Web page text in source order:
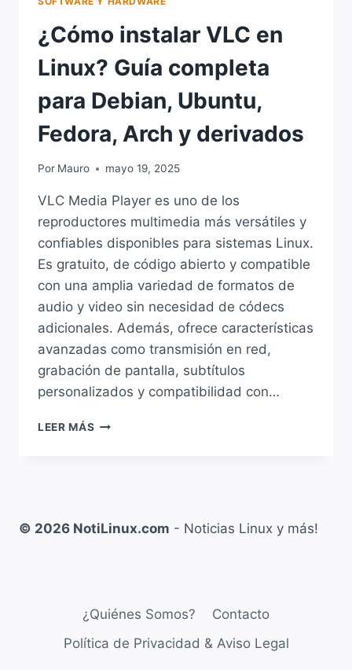
¿Cómo instalar VLC en
Linux? Guía completa
para Debian, Ubuntu,
Fedora, Arch y derivados
Por Mauro mayo 19, 2025
VLC Media Player es uno de los
reproductores multimedia más versátiles y
confiables disponibles para sistemas Linux.
Es gratuito, de código abierto y compatible
con una amplia variedad de formatos de
audio y video sin necesidad de códecs
adicionales. Además, ofrece características
avanzadas como transmisión en red,
grabación de pantalla, subtítulos
personalizados y compatibilidad con…
LEER MÁS ¿CÓMO
COMPLETA
Y
DERIVADOS
© 2026 NotiLinux.com - Noticias Linux y más!
¿Quiénes Somos?
Contacto
Política de Privacidad & Aviso Legal